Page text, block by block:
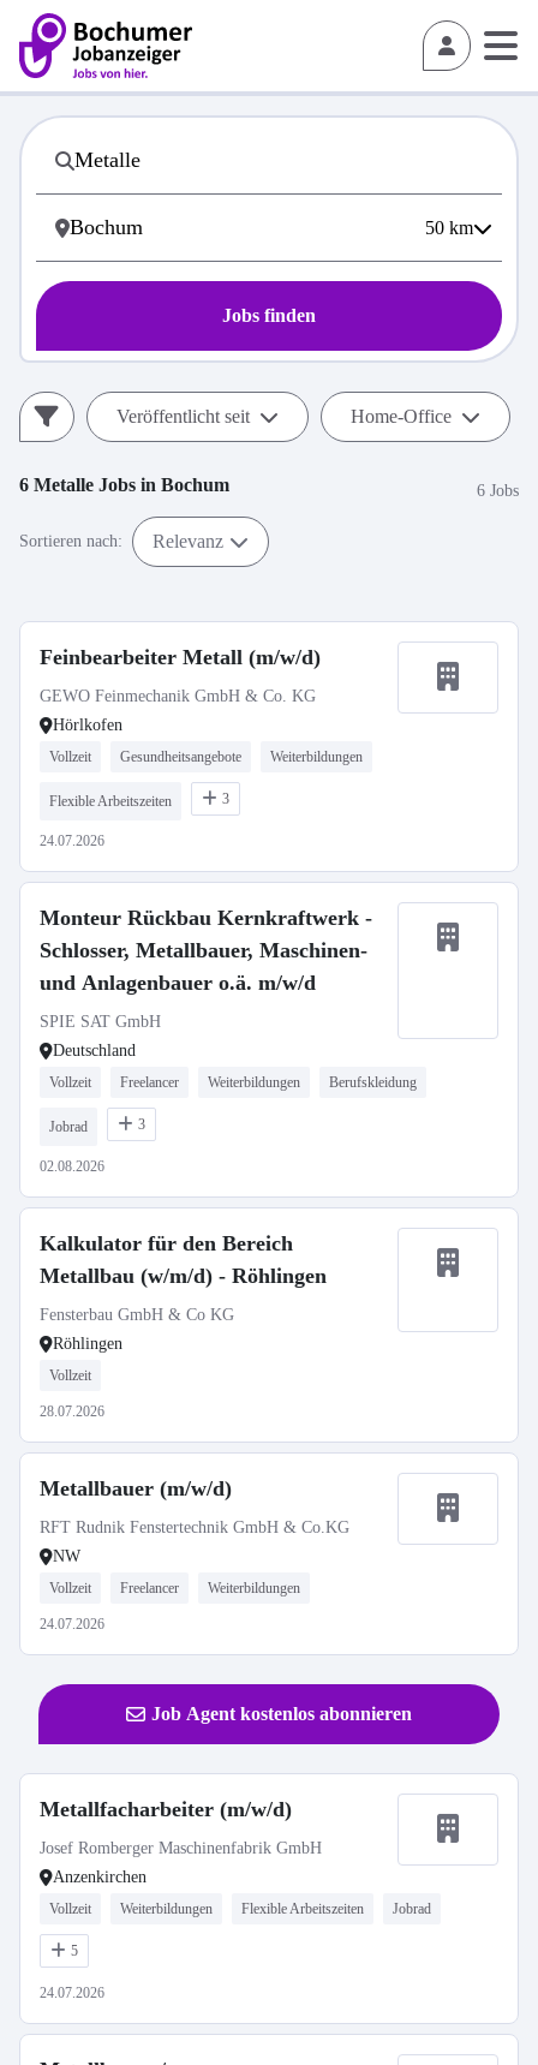
50 km
Jobs finden
Veröffentlicht seit Home-Office
6 Metalle Jobs in Bochum 6 Jobs
Sortieren nach: Relevanz
Feinbearbeiter Metall (m/w/d)
GEWO Feinmechanik GmbH & Co. KG
Hörlkofen
Vollzeit Gesundheitsangebote Weiterbildungen
Flexible Arbeitszeiten 3
24.07.2026
Monteur Rückbau Kernkraftwerk -
Schlosser, Metallbauer, Maschinen-
und Anlagenbauer o.ä. m/w/d
SPIE SAT GmbH
Deutschland
Vollzeit Freelancer Weiterbildungen Berufskleidung
Jobrad 3
02.08.2026
Kalkulator für den Bereich
Metallbau (w/m/d) - Röhlingen
Fensterbau GmbH & Co KG
Röhlingen
Vollzeit
28.07.2026
Metallbauer (m/w/d)
RFT Rudnik Fenstertechnik GmbH & Co.KG
NW
Vollzeit Freelancer Weiterbildungen
24.07.2026
Job Agent kostenlos abonnieren
Metallfacharbeiter (m/w/d)
Josef Romberger Maschinenfabrik GmbH
Anzenkirchen
Vollzeit Weiterbildungen Flexible Arbeitszeiten Jobrad
5
24.07.2026